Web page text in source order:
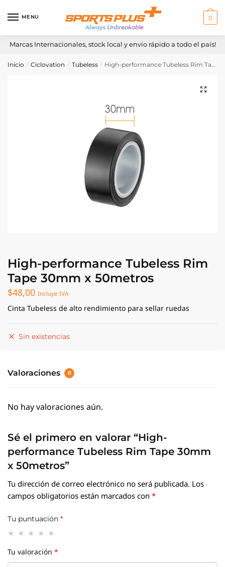
MENU 0
Marcas Internacionales, stock local y envío rápido a todo el país!
Inicio / Ciclovation / Tubeless / High-performance Tubeless Rim Tape 30mm x 50metros
High-performance Tubeless Rim
Tape 30mm x 50metros
$48,00 Incluye IVA
Cinta Tubeless de alto rendimiento para sellar ruedas
Sin existencias
Valoraciones 0
No hay valoraciones aún.
Sé el primero en valorar “High-
performance Tubeless Rim Tape 30mm
x 50metros”
Tu dirección de correo electrónico no será publicada.Los
campos obligatorios están marcados con*
Tu puntuación *
Tu valoración*